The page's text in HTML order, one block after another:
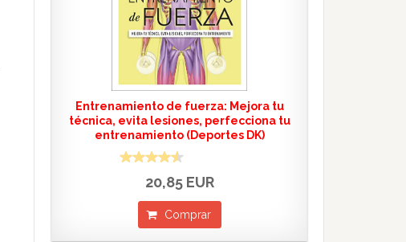
Entrenamiento de fuerza: Mejora tu
técnica, evita lesiones, perfecciona tu
entrenamiento (Deportes DK)
20,85 EUR
Comprar